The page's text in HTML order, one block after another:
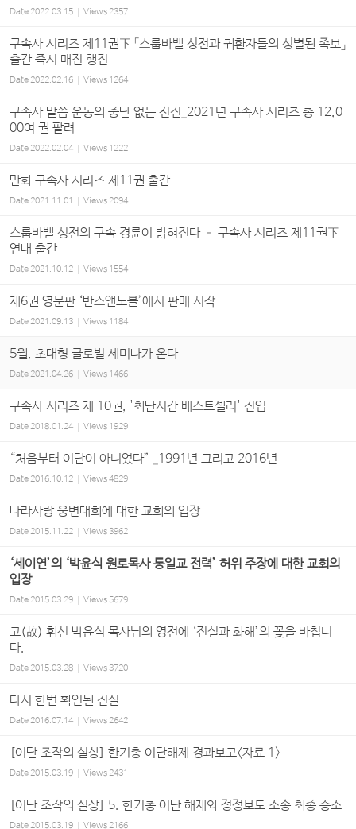
Date2022.03.15 Views2357
구속사 시리즈 제11권下 「스룹바벨 성전과 귀환자들의 성별된 족보」
출간 즉시 매진 행진
Date2022.02.16 Views 1264
구속사 말씀 운동의 중단 없는 전진_2021년 구속사 시리즈 총 12,0
00여 권 팔려
Date2022.02.04 Views 1222
만화 구속사 시리즈 제11권 출간
Date2021.11.01 Views2094
스룹바벨 성전의 구속 경륜이 밝혀진다 – 구속사 시리즈 제11권下
연내 출간
Date2021.10.12 Views 1554
제6권 영문판 ‘반스앤노블’에서 판매 시작
Date2021.09.13 Views 1184
5월, 초대형 글로벌 세미나가 온다
Date 2021.04.26 Views 1466
구속사 시리즈 제 10권, '최단시간 베스트셀러' 진입
Date2018.01.24 Views 1929
“처음부터 이단이 아니었다” _1991년 그리고 2016년
Date2016.10.12 Views4829
나라사랑 웅변대회에 대한 교회의 입장
Date2015.11.22 Views3962
‘세이연’의 ‘박윤식 원로목사 통일교 전력’ 허위 주장에 대한 교회의
입장
Date2015.03.29 Views 5679
고(故) 휘선 박윤식 목사님의 영전에 ‘진실과 화해’의 꽃을 바칩니
다.
Date2015.03.28 Views3720
다시 한번 확인된 진실
Date2016.07.14 Views2642
[이단 조작의 실상] 한기총 이단해제 경과보고<자료 1>
Date2015.03.19 Views2431
[이단 조작의 실상] 5. 한기총 이단 해제와 정정보도 소송 최종 승소
Date2015.03.19 Views2166